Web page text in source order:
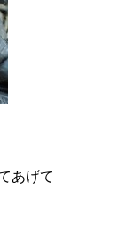
あげて